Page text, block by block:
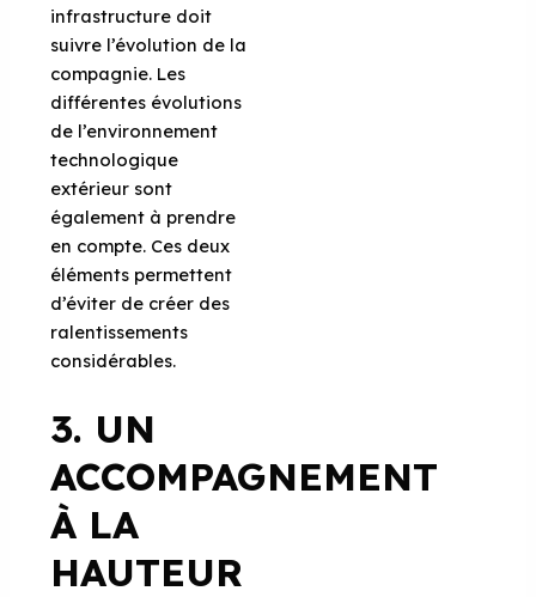
infrastructure doit
suivre l’évolution de la
compagnie. Les
différentes évolutions
de l’environnement
technologique
extérieur sont
également à prendre
en compte. Ces deux
éléments permettent
d’éviter de créer des
ralentissements
considérables.
3. UN
ACCOMPAGNEMENT
À LA
HAUTEUR